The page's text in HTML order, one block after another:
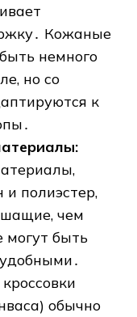
Кожаные
немного
но со
к
и полиэстер,
чем
быть
обычно